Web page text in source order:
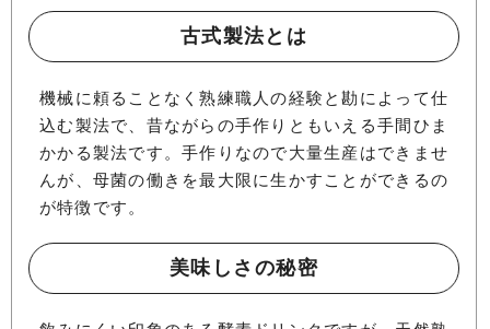
古式製法とは
機械に頼ることなく熟練職人の経験と勘によって仕
込む製法で、昔ながらの手作りともいえる手間ひま
かかる製法です。手作りなので大量生産はできませ
んが、母菌の働きを最大限に生かすことができるの
が特徴です。
美味しさの秘密